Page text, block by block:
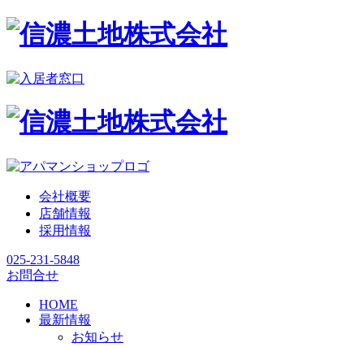
会社概要
店舗情報
採用情報
025-231-5848
お問合せ
HOME
最新情報
お知らせ